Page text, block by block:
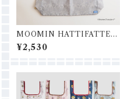
MOOMIN HATTIFATTEN
ENSショッピングバッグM
¥2,530